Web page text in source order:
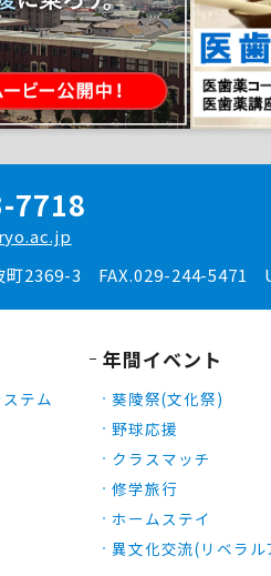
7718
町2369-3
FAX.029-244-5471
テム
年間イベント
葵陵祭(文化祭)
野球応援
クラスマッチ
修学旅行
ホームステイ
異文化交流(リベラル